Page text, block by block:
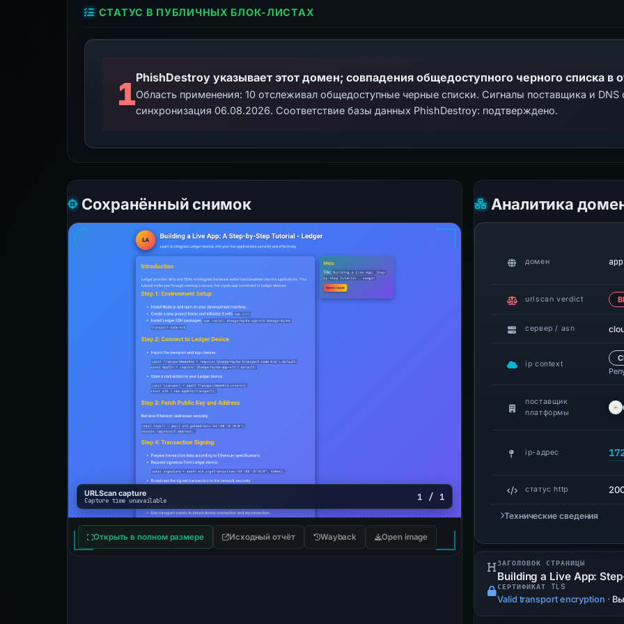
СТАТУС В ПУБЛИЧНЫХ БЛОК-ЛИСТАХ
1PhishDestroy указывает этот домен; совпадения общедоступного черного списка
Область применения: 10 отслеживал общедоступные черные списки. Сигналы поставщика и
синхронизация 06.08.2026. Соответствие базы данных PhishDestroy: подтверждено.
Сохранённый снимок
URLScan capture
Capture time unavailable 1 / 1
Открыть в полном размере Исходный отчёт Wayback Open image
Аналитика
домен
urlscan verdict
сервер / asn
ip context
поставщик
платформы
ip-адрес
статус http
Технические сведения
ЗАГОЛОВОК СТРАНИЦЫ
Building a Live App:
СЕРТИФИКАТ TLS
Valid transport encryption ·